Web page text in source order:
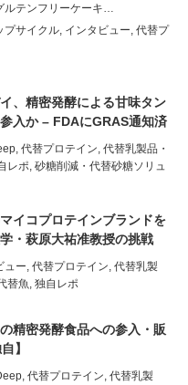
ルテンフリーケーキ…
プサイクル, インタビュー, 代替プ
、精密発酵による甘味タン
入か – FDAにGRAS通知済
, 代替プロテイン, 代替乳製品・
レポ, 砂糖削減・代替砂糖ソリュ
マイコプロテインブランドを
・萩原大祐准教授の挑戦
ュー, 代替プロテイン, 代替乳製
替魚, 独自レポ
精密発酵食品への参入・販
】
, 代替プロテイン, 代替乳製